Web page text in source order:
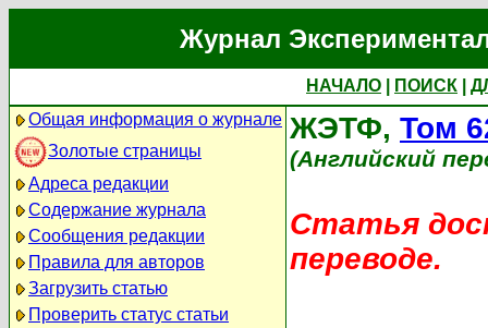
Журнал
НАЧАЛО ПОИСК
Общая информация о журнале
Золотые страницы
Адреса редакции
Содержание журнала
Сообщения редакции
Правила для авторов
Загрузить статью
Проверить статус статьи
ЖЭТФ, Том
(Английский
Статья
переводе.